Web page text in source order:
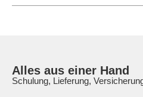
Alles aus einer Hand
Schulung, Lieferung,